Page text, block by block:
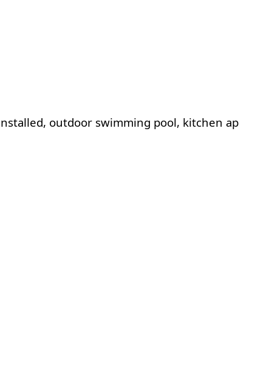
outdoor swimming pool, kitchen ap